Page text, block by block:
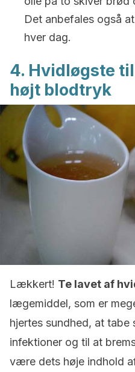
Det anbefales også
hver dag.
4. Hvidløgste
højt blodtryk
Lækkert! Te lavet af
lægemiddel, som er
hjertes sundhed, at
infektioner og til at
være dets høje indhold